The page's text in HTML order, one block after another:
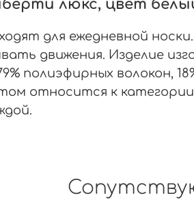
люкс, цвет
для ежедневной
движения. Изделие
полиэфирных волокон,
относится к